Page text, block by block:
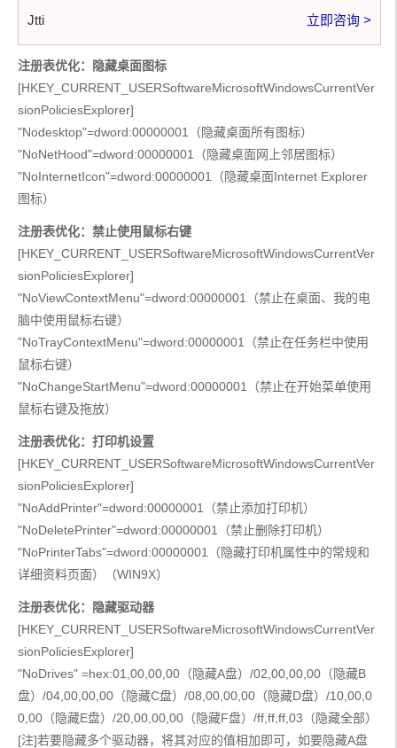
Jtti 立即咨询 >
注册表优化：隐藏桌面图标
[HKEY_CURRENT_USERSoftwareMicrosoftWindowsCurrentVer
sionPoliciesExplorer]
"Nodesktop"=dword:00000001（隐藏桌面所有图标）
"NoNetHood"=dword:00000001（隐藏桌面网上邻居图标）
"NoInternetIcon"=dword:00000001（隐藏桌面Internet Explorer
图标）
注册表优化：禁止使用鼠标右键
[HKEY_CURRENT_USERSoftwareMicrosoftWindowsCurrentVer
sionPoliciesExplorer]
"NoViewContextMenu"=dword:00000001（禁止在桌面、我的电
脑中使用鼠标右键）
"NoTrayContextMenu"=dword:00000001（禁止在任务栏中使用
鼠标右键）
"NoChangeStartMenu"=dword:00000001（禁止在开始菜单使用
鼠标右键及拖放）
注册表优化：打印机设置
[HKEY_CURRENT_USERSoftwareMicrosoftWindowsCurrentVer
sionPoliciesExplorer]
"NoAddPrinter"=dword:00000001（禁止添加打印机）
"NoDeletePrinter"=dword:00000001（禁止删除打印机）
"NoPrinterTabs"=dword:00000001（隐藏打印机属性中的常规和
详细资料页面）（WIN9X）
注册表优化：隐藏驱动器
[HKEY_CURRENT_USERSoftwareMicrosoftWindowsCurrentVer
sionPoliciesExplorer]
"NoDrives" =hex:01,00,00,00（隐藏A盘）/02,00,00,00（隐藏B
盘）/04,00,00,00（隐藏C盘）/08,00,00,00（隐藏D盘）/10,00,0
0,00（隐藏E盘）/20,00,00,00（隐藏F盘）/ff,ff,ff,03（隐藏全部）
[注]若要隐藏多个驱动器，将其对应的值相加即可，如要隐藏A盘